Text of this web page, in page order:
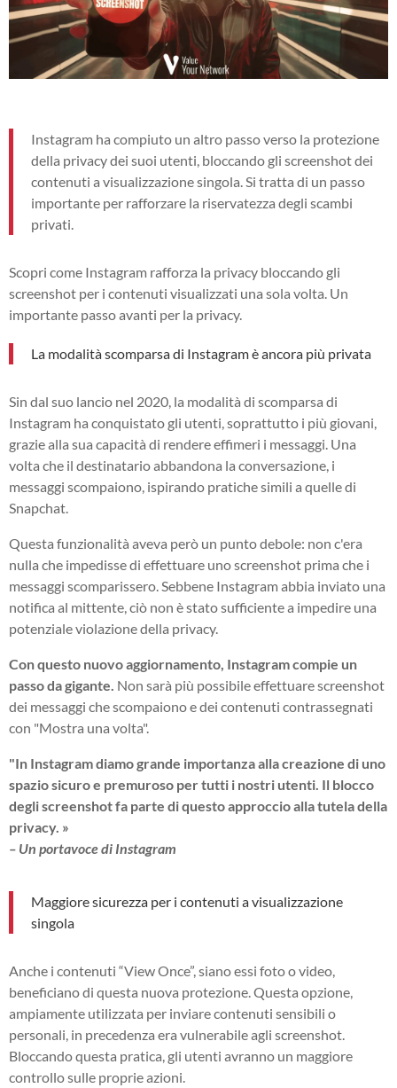
Instagram ha compiuto un altro passo verso la protezione
della privacy dei suoi utenti, bloccando gli screenshot dei
contenuti a visualizzazione singola. Si tratta di un passo
importante per rafforzare la riservatezza degli scambi
privati.
Scopri come Instagram rafforza la privacy bloccando gli
screenshot per i contenuti visualizzati una sola volta. Un
importante passo avanti per la privacy.
La modalità scomparsa di Instagram è ancora più privata
Sin dal suo lancio nel 2020, la modalità di scomparsa di
Instagram ha conquistato gli utenti, soprattutto i più giovani,
grazie alla sua capacità di rendere effimeri i messaggi. Una
volta che il destinatario abbandona la conversazione, i
messaggi scompaiono, ispirando pratiche simili a quelle di
Snapchat.
Questa funzionalità aveva però un punto debole: non c'era
nulla che impedisse di effettuare uno screenshot prima che i
messaggi scomparissero. Sebbene Instagram abbia inviato una
notifica al mittente, ciò non è stato sufficiente a impedire una
potenziale violazione della privacy.
Con questo nuovo aggiornamento, Instagram compie un
passo da gigante. Non sarà più possibile effettuare screenshot
dei messaggi che scompaiono e dei contenuti contrassegnati
con "Mostra una volta".
"In Instagram diamo grande importanza alla creazione di uno
spazio sicuro e premuroso per tutti i nostri utenti. Il blocco
degli screenshot fa parte di questo approccio alla tutela della
privacy. »
– Un portavoce di Instagram
Maggiore sicurezza per i contenuti a visualizzazione
singola
Anche i contenuti “View Once”, siano essi foto o video,
beneficiano di questa nuova protezione. Questa opzione,
ampiamente utilizzata per inviare contenuti sensibili o
personali, in precedenza era vulnerabile agli screenshot.
Bloccando questa pratica, gli utenti avranno un maggiore
controllo sulle proprie azioni.